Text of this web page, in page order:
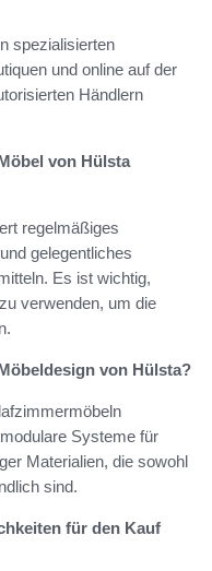
spezialisierten
und online auf der
Händlern
von Hülsta
regelmäßiges
gelegentliches
Es ist wichtig,
verwenden, um die
von Hülsta?
Systeme für
Materialien, die sowohl
sind.
für den Kauf